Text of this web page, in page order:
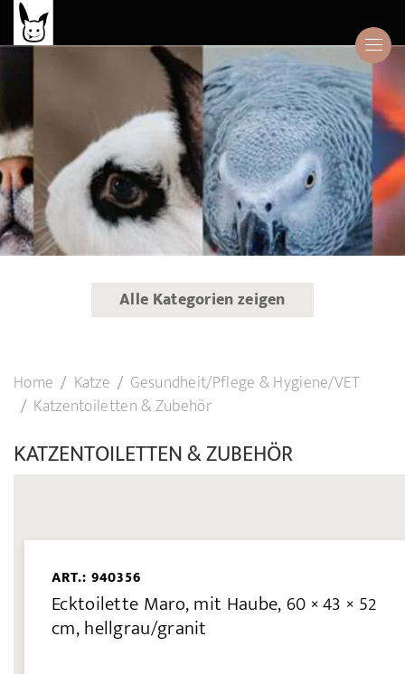
Alle Kategorien zeigen
Home Katze
Gesundheit/Pflege & Hygiene/VET
Katzentoiletten & Zubehör
KATZENTOILETTEN & ZUBEHÖR
ART.: 940356
Ecktoilette Maro, mit Haube, 60 × 43 × 52
cm, hellgrau/granit